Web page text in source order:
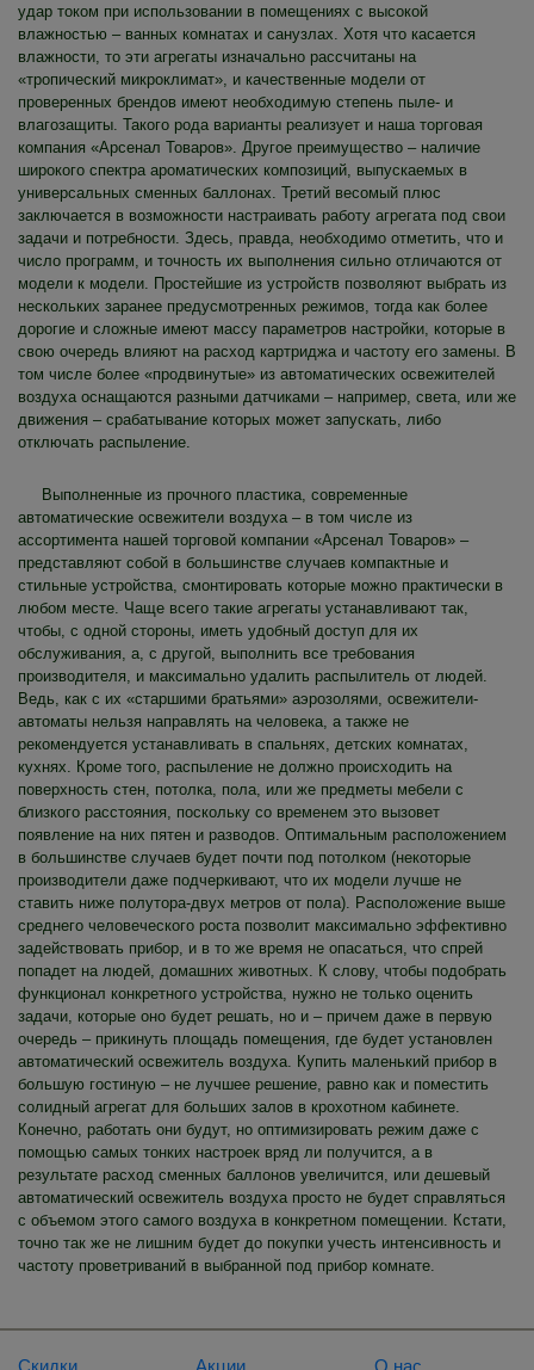
удар током при использовании в помещениях с высокой
влажностью – ванных комнатах и санузлах. Хотя что касается
влажности, то эти агрегаты изначально рассчитаны на
«тропический микроклимат», и качественные модели от
проверенных брендов имеют необходимую степень пыле- и
влагозащиты. Такого рода варианты реализует и наша торговая
компания «Арсенал Товаров». Другое преимущество – наличие
широкого спектра ароматических композиций, выпускаемых в
универсальных сменных баллонах. Третий весомый плюс
заключается в возможности настраивать работу агрегата под свои
задачи и потребности. Здесь, правда, необходимо отметить, что и
число программ, и точность их выполнения сильно отличаются от
модели к модели. Простейшие из устройств позволяют выбрать из
нескольких заранее предусмотренных режимов, тогда как более
дорогие и сложные имеют массу параметров настройки, которые в
свою очередь влияют на расход картриджа и частоту его замены. В
том числе более «продвинутые» из автоматических освежителей
воздуха оснащаются разными датчиками – например, света, или же
движения – срабатывание которых может запускать, либо
отключать распыление.
Выполненные из прочного пластика, современные
автоматические освежители воздуха – в том числе из
ассортимента нашей торговой компании «Арсенал Товаров» –
представляют собой в большинстве случаев компактные и
стильные устройства, смонтировать которые можно практически в
любом месте. Чаще всего такие агрегаты устанавливают так,
чтобы, с одной стороны, иметь удобный доступ для их
обслуживания, а, с другой, выполнить все требования
производителя, и максимально удалить распылитель от людей.
Ведь, как с их «старшими братьями» аэрозолями, освежители-
автоматы нельзя направлять на человека, а также не
рекомендуется устанавливать в спальнях, детских комнатах,
кухнях. Кроме того, распыление не должно происходить на
поверхность стен, потолка, пола, или же предметы мебели с
близкого расстояния, поскольку со временем это вызовет
появление на них пятен и разводов. Оптимальным расположением
в большинстве случаев будет почти под потолком (некоторые
производители даже подчеркивают, что их модели лучше не
ставить ниже полутора-двух метров от пола). Расположение выше
среднего человеческого роста позволит максимально эффективно
задействовать прибор, и в то же время не опасаться, что спрей
попадет на людей, домашних животных. К слову, чтобы подобрать
функционал конкретного устройства, нужно не только оценить
задачи, которые оно будет решать, но и – причем даже в первую
очередь – прикинуть площадь помещения, где будет установлен
автоматический освежитель воздуха. Купить маленький прибор в
большую гостиную – не лучшее решение, равно как и поместить
солидный агрегат для больших залов в крохотном кабинете.
Конечно, работать они будут, но оптимизировать режим даже с
помощью самых тонких настроек вряд ли получится, а в
результате расход сменных баллонов увеличится, или дешевый
автоматический освежитель воздуха просто не будет справляться
с объемом этого самого воздуха в конкретном помещении. Кстати,
точно так же не лишним будет до покупки учесть интенсивность и
частоту проветриваний в выбранной под прибор комнате.
Скидки Акции О нас